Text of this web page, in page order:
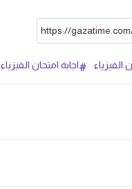
الفيزياء اجابة امتحان الفيزياء